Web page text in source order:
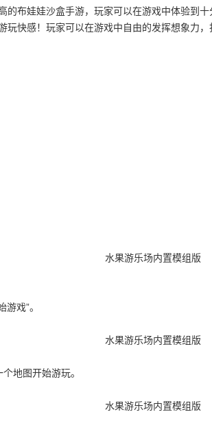
的布娃娃沙盒手游，玩家可以在游戏中体验到
玩快感！玩家可以在游戏中自由的发挥想象力
戏”。
地图开始游玩。